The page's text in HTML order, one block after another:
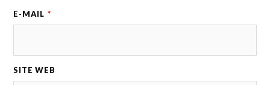
E-MAIL *
SITE WEB